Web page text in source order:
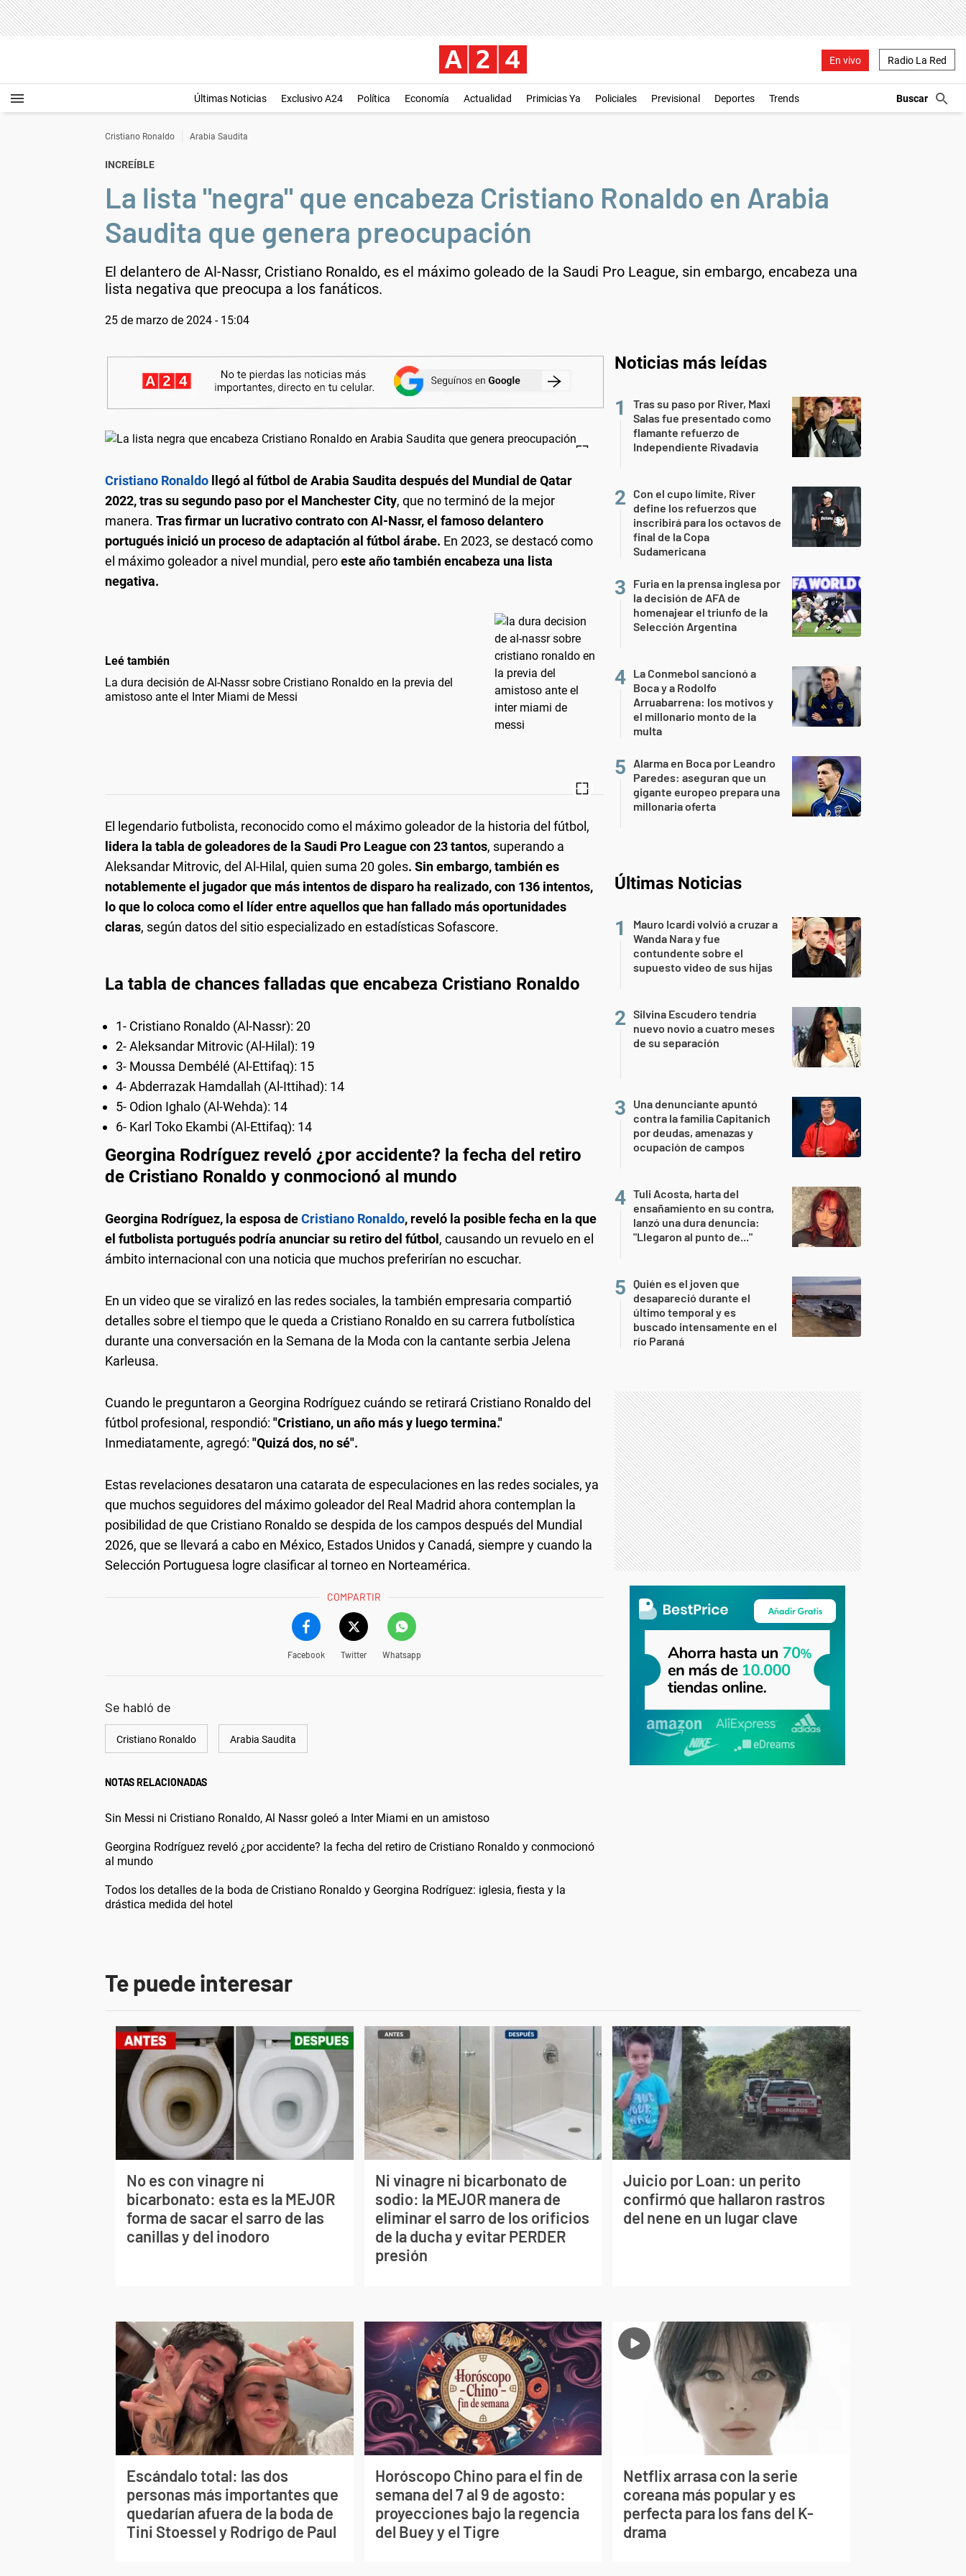
En vivo Radio La Red
Últimas Noticias Exclusivo A24 Política Economía Actualidad Primicias Ya Policiales Previsional Deportes Trends
Cristiano Ronaldo Arabia Saudita
INCREÍBLE
La lista "negra" que encabeza Cristiano Ronaldo en Arabia
Saudita que genera preocupación
El delantero de Al-Nassr, Cristiano Ronaldo, es el máximo goleado de la Saudi Pro League, sin embargo, encabeza una
lista negativa que preocupa a los fanáticos.
25 de marzo de 2024 - 15:04
Cristiano Ronaldo llegó al fútbol de Arabia Saudita después del Mundial de Qatar
2022, tras su segundo paso por el Manchester City, que no terminó de la mejor
manera. Tras firmar un lucrativo contrato con Al-Nassr, el famoso delantero
portugués inició un proceso de adaptación al fútbol árabe. En 2023, se destacó como
el máximo goleador a nivel mundial, peroeste año también encabeza una lista
negativa.
Leé también
La dura decisión de Al-Nassr sobre Cristiano Ronaldo en la previa del
amistoso ante el Inter Miami de Messi
El legendario futbolista, reconocido como el máximo goleador de la historia del fútbol,
lidera la tabla de goleadores de la Saudi Pro League con 23 tantos, superando a
Aleksandar Mitrovic, del Al-Hilal, quien suma 20 goles. Sin embargo, también es
notablemente el jugador que más intentos de disparo ha realizado, con 136 intentos,
lo que lo coloca como el líder entre aquellos que han fallado más oportunidades
claras, según datos del sitio especializado en estadísticas Sofascore.
La tabla de chances falladas que encabeza Cristiano Ronaldo
1- Cristiano Ronaldo (Al-Nassr): 20
2- Aleksandar Mitrovic (Al-Hilal): 19
3- Moussa Dembélé (Al-Ettifaq): 15
4- Abderrazak Hamdallah (Al-Ittihad): 14
5- Odion Ighalo (Al-Wehda): 14
6- Karl Toko Ekambi (Al-Ettifaq): 14
Georgina Rodríguez reveló ¿por accidente? la fecha del retiro
de Cristiano Ronaldo y conmocionó al mundo
Georgina Rodríguez, la esposa deCristiano Ronaldo, reveló la posible fecha en la que
el futbolista portugués podría anunciar su retiro del fútbol, causando un revuelo en el
ámbito internacional con una noticia que muchos preferirían no escuchar.
En un video que se viralizó en las redes sociales, la también empresaria compartió
detalles sobre el tiempo que le queda a Cristiano Ronaldo en su carrera futbolística
durante una conversación en la Semana de la Moda con la cantante serbia Jelena
Karleusa.
Cuando le preguntaron a Georgina Rodríguez cuándo se retirará Cristiano Ronaldo del
fútbol profesional, respondió: "Cristiano, un año más y luego termina."
Inmediatamente, agregó: "Quizá dos, no sé".
Estas revelaciones desataron una catarata de especulaciones en las redes sociales, ya
que muchos seguidores del máximo goleador del Real Madrid ahora contemplan la
posibilidad de que Cristiano Ronaldo se despida de los campos después del Mundial
2026, que se llevará a cabo en México, Estados Unidos y Canadá, siempre y cuando la
Selección Portuguesa logre clasificar al torneo en Norteamérica.
COMPARTIR
Facebook Twitter Whatsapp
Se habló de
Cristiano Ronaldo Arabia Saudita
NOTAS RELACIONADAS
Sin Messi ni Cristiano Ronaldo, Al Nassr goleó a Inter Miami en un amistoso
Georgina Rodríguez reveló ¿por accidente? la fecha del retiro de Cristiano Ronaldo y conmocionó
al mundo
Todos los detalles de la boda de Cristiano Ronaldo y Georgina Rodríguez: iglesia, fiesta y la
drástica medida del hotel
Noticias más leídas
Tras su paso por River, Maxi
Salas fue presentado como
flamante refuerzo de
Independiente Rivadavia
Con el cupo límite, River
define los refuerzos que
inscribirá para los octavos de
final de la Copa
Sudamericana
Furia en la prensa inglesa por
la decisión de AFA de
homenajear el triunfo de la
Selección Argentina
La Conmebol sancionó a
Boca y a Rodolfo
Arruabarrena: los motivos y
el millonario monto de la
multa
Alarma en Boca por Leandro
Paredes: aseguran que un
gigante europeo prepara una
millonaria oferta
Últimas Noticias
Mauro Icardi volvió a cruzar a
Wanda Nara y fue
contundente sobre el
supuesto video de sus hijas
Silvina Escudero tendría
nuevo novio a cuatro meses
de su separación
Una denunciante apuntó
contra la familia Capitanich
por deudas, amenazas y
ocupación de campos
Tuli Acosta, harta del
ensañamiento en su contra,
lanzó una dura denuncia:
"Llegaron al punto de..."
Quién es el joven que
desapareció durante el
último temporal y es
buscado intensamente en el
río Paraná
Te puede interesar
No es con vinagre ni
bicarbonato: esta es la MEJOR
forma de sacar el sarro de las
canillas y del inodoro
Ni vinagre ni bicarbonato de
sodio: la MEJOR manera de
eliminar el sarro de los orificios
de la ducha y evitar PERDER
presión
Juicio por Loan: un perito
confirmó que hallaron rastros
del nene en un lugar clave
Escándalo total: las dos
personas más importantes que
quedarían afuera de la boda de
Tini Stoessel y Rodrigo de Paul
Horóscopo Chino para el fin de
semana del 7 al 9 de agosto:
proyecciones bajo la regencia
del Buey y el Tigre
Netflix arrasa con la serie
coreana más popular y es
perfecta para los fans del K-
drama